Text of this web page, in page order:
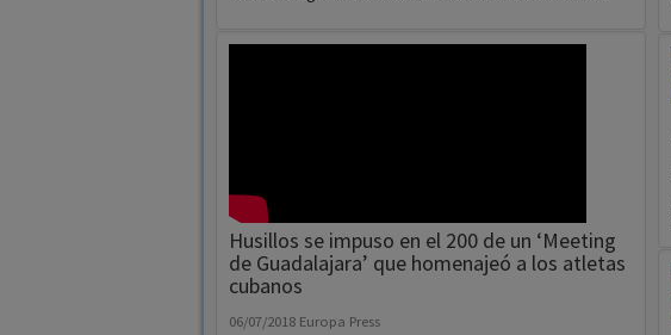
Husillos se impuso en el 200 de un ‘Meeting
de Guadalajara’ que homenajeó a los atletas
cubanos
06/07/2018 Europa Press